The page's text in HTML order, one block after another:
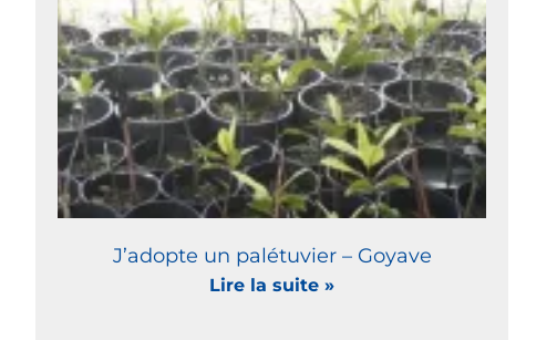
J’adopte un palétuvier – Goyave
Lire la suite »